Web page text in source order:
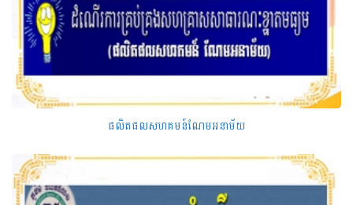
ផលិតផលសហគមន៍ណែមអនាម័យ